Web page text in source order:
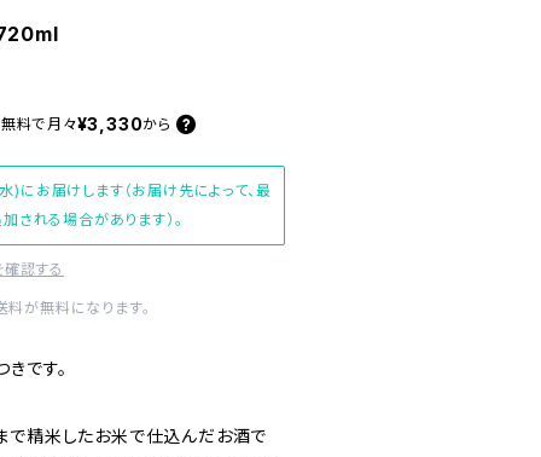
料で 月々¥3,330から
にお届けします（お届け先によって、最
される場合があります）。
認する
が無料になります。
です。
精米したお米で仕込んだお酒で